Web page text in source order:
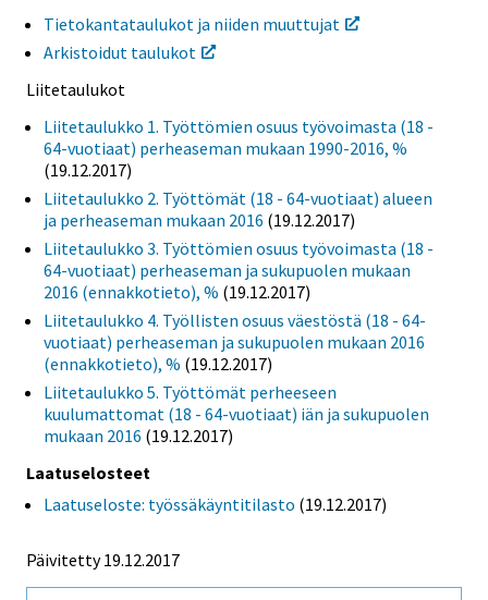
Tietokantataulukot ja niiden muuttujat
Arkistoidut taulukot
Liitetaulukot
Liitetaulukko 1. Työttömien osuus työvoimasta (18 -
64-vuotiaat) perheaseman mukaan 1990-2016, %
(19.12.2017)
Liitetaulukko 2. Työttömät (18 - 64-vuotiaat) alueen
ja perheaseman mukaan 2016 (19.12.2017)
Liitetaulukko 3. Työttömien osuus työvoimasta (18 -
64-vuotiaat) perheaseman ja sukupuolen mukaan
2016 (ennakkotieto), % (19.12.2017)
Liitetaulukko 4. Työllisten osuus väestöstä (18 - 64-
vuotiaat) perheaseman ja sukupuolen mukaan 2016
(ennakkotieto), % (19.12.2017)
Liitetaulukko 5. Työttömät perheeseen
kuulumattomat (18 - 64-vuotiaat) iän ja sukupuolen
mukaan 2016 (19.12.2017)
Laatuselosteet
Laatuseloste: työssäkäyntitilasto (19.12.2017)
Päivitetty 19.12.2017